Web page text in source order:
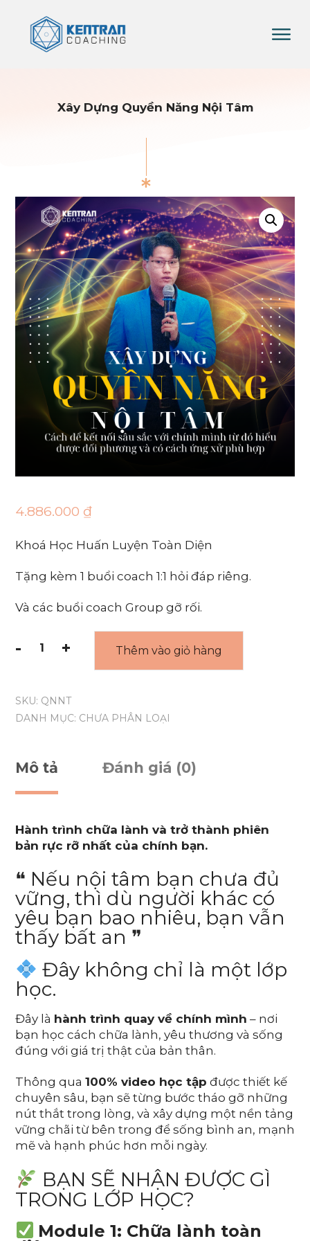
Xây Dựng Quyền Năng Nội Tâm
4.886.000 ₫
Khoá Học Huấn Luyện Toàn Diện
Tặng kèm 1 buổi coach 1:1 hỏi đáp riêng.
Và các buổi coach Group gỡ rối.
- + Thêm vào giỏ hàng
SKU: QNNT
DANH MỤC: CHƯA PHÂN LOẠI
Mô tả Đánh giá (0)
Hành trình chữa lành và trở thành phiên
bản rực rỡ nhất của chính bạn.
❝ Nếu nội tâm bạn chưa đủ
vững, thì dù người khác có
yêu bạn bao nhiêu, bạn vẫn
thấy bất an ❞
Đây không chỉ là một lớp
học.
Đây là hành trình quay về chính mình – nơi
bạn học cách chữa lành, yêu thương và sống
đúng với giá trị thật của bản thân.
Thông qua 100% video học tập được thiết kế
chuyên sâu, bạn sẽ từng bước tháo gỡ những
nút thắt trong lòng, và xây dựng một nền tảng
vững chãi từ bên trong để sống bình an, mạnh
mẽ và hạnh phúc hơn mỗi ngày.
BẠN SẼ NHẬN ĐƯỢC GÌ
TRONG LỚP HỌC?
Module 1: Chữa lành toàn